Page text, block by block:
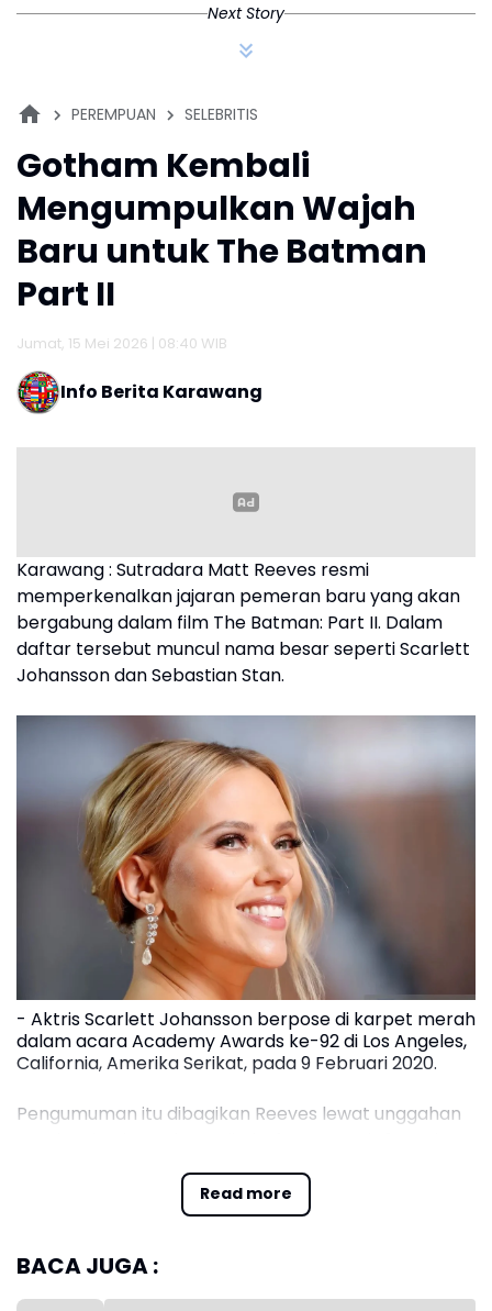
Next Story
PEREMPUAN SELEBRITIS
Gotham Kembali
Mengumpulkan Wajah
Baru untuk The Batman
Part II
Jumat, 15 Mei 2026 | 08:40 WIB
Info Berita Karawang
Read more
Karawang : Sutradara Matt Reeves resmi
memperkenalkan jajaran pemeran baru yang akan
bergabung dalam film The Batman: Part II. Dalam
daftar tersebut muncul nama besar seperti Scarlett
Johansson dan Sebastian Stan.
- Aktris Scarlett Johansson berpose di karpet merah
dalam acara Academy Awards ke-92 di Los Angeles,
California, Amerika Serikat, pada 9 Februari 2020.
Pengumuman itu dibagikan Reeves lewat unggahan
2026. Dalam unggahan yang menampilkan wajah
Johansson, ia menuliskan kalimat "Next exit,
Gotham... Welcome." yang langsung menarik
Menurut laporan Variety pada Kamis 14 Mei, Reeves
BACA JUGA :